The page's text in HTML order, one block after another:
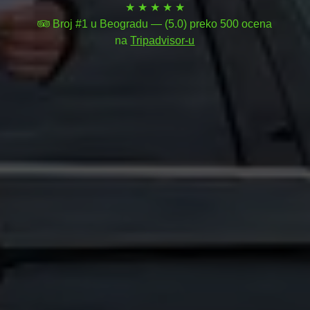
★ ★ ★ ★ ★
Broj #1 u Beogradu — (5.0) preko 500 ocena
naTripadvisor-u